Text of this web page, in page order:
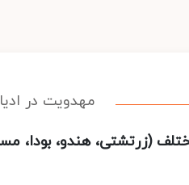
مهدویت‌ در
(زرتشتی، هندو، بودا،